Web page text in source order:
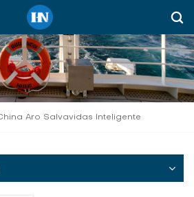
Español
English
русский
Aro Salvavidas Inteligente